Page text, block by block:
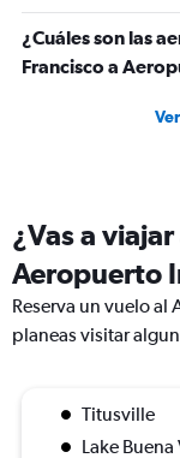
¿Cuáles son las
Francisco a
¿Vas a
Aeropuerto
Reserva un vuelo
planeas visitar
Titusville
Lake Buena